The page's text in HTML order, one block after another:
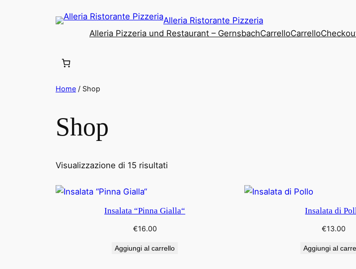
Alleria Ristorante Pizzeria
Alleria Pizzeria und Restaurant – GernsbachCarrelloCarrello
Home / Shop
Shop
Visualizzazione di 15 risultati
più
Insalata “Pinna Gialla“
€16.00
Aggiungi al carrello
Insalata di
€13.00
Aggiungi al